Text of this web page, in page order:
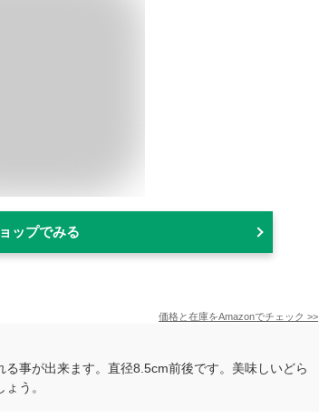
ップでみる
価格と在庫をAmazonでチェック >>
事が出来ます。直径8.5cm前後です。美味しいどら
う。